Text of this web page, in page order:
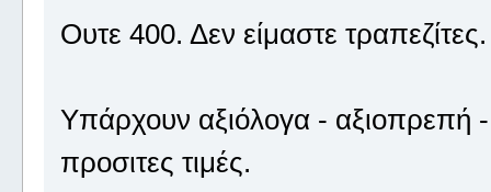
Ουτε 400. Δεν είμαστε τραπεζίτες.
Υπάρχουν αξιόλογα - αξιοπρεπή
προσιτες τιμές.